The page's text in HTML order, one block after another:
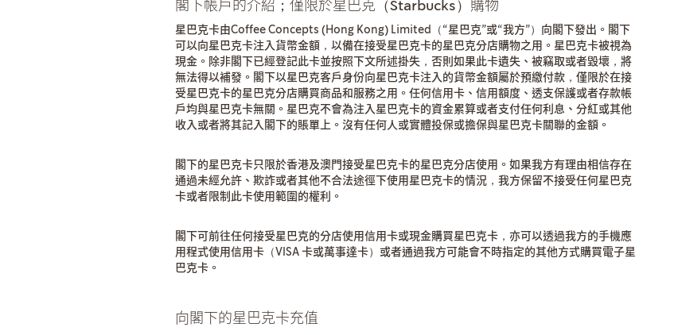
閣下帳戶的介紹；僅限於星巴克（Starbucks）購物
星巴克卡由Coffee Concepts (Hong Kong) Limited（“星巴克”或“我方”）向閣下發出。閣下
可以向星巴克卡注入貨幣金額，以備在接受星巴克卡的星巴克分店購物之用。星巴克卡被視為
現金。除非閣下已經登記此卡並按照下文所述掛失，否則如果此卡遺失、被竊取或者毀壞，將
無法得以補發。閣下以星巴克客戶身份向星巴克卡注入的貨幣金額屬於預繳付款，僅限於在接
受星巴克卡的星巴克分店購買商品和服務之用。任何信用卡、信用額度、透支保護或者存款帳
戶均與星巴克卡無關。星巴克不會為注入星巴克卡的資金累算或者支付任何利息、分紅或其他
收入或者將其記入閣下的賬單上。沒有任何人或實體投保或擔保與星巴克卡關聯的金額。
閣下的星巴克卡只限於香港及澳門接受星巴克卡的星巴克分店使用。如果我方有理由相信存在
通過未經允許、欺詐或者其他不合法途徑下使用星巴克卡的情況，我方保留不接受任何星巴克
卡或者限制此卡使用範圍的權利。
閣下可前往任何接受星巴克的分店使用信用卡或現金購買星巴克卡，亦可以透過我方的手機應
用程式使用信用卡（VISA 卡或萬事達卡）或者通過我方可能會不時指定的其他方式購買電子星
巴克卡。
向閣下的星巴克卡充值